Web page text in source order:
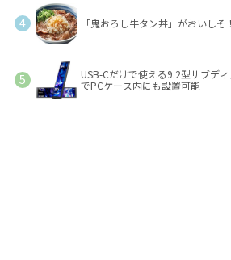
「鬼おろし牛タン丼」がおいし
USB-Cだけで使える9.2型サブデ
でPCケース内にも設置可能